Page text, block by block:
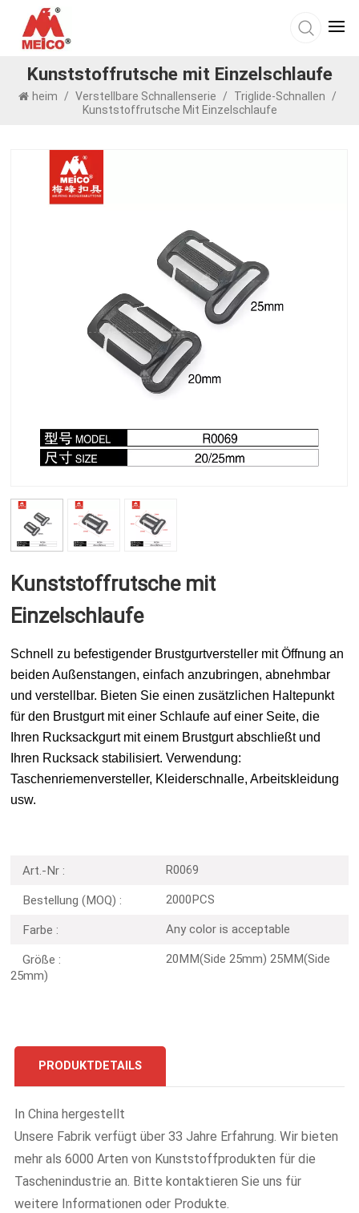
Kunststoffrutsche mit Einzelschlaufe
heim / Verstellbare Schnallenserie / Triglide-Schnallen
/
Kunststoffrutsche Mit Einzelschlaufe
Kunststoffrutsche mit
Einzelschlaufe
Schnell zu befestigender Brustgurtversteller mit Öffnung an
beiden Außenstangen, einfach anzubringen, abnehmbar
und verstellbar. Bieten Sie einen zusätzlichen Haltepunkt
für den Brustgurt mit einer Schlaufe auf einer Seite, die
Ihren Rucksackgurt mit einem Brustgurt abschließt und
Ihren Rucksack stabilisiert. Verwendung:
Taschenriemenversteller, Kleiderschnalle, Arbeitskleidung
usw.
Art.-Nr : R0069
Bestellung (MOQ) : 2000PCS
Farbe : Any color is acceptable
Größe :
20MM(Side 25mm) 25MM(Side
25mm)
PRODUKTDETAILS
In China hergestellt
Unsere Fabrik verfügt über 33 Jahre Erfahrung. Wir bieten
mehr als 6000 Arten von Kunststoffprodukten für die
Taschenindustrie an. Bitte kontaktieren Sie uns für
weitere Informationen oder Produkte.